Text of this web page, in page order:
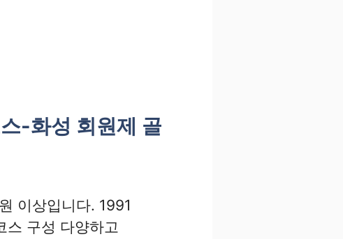
-화성 회원제 골
이상입니다. 1991
스 구성 다양하고